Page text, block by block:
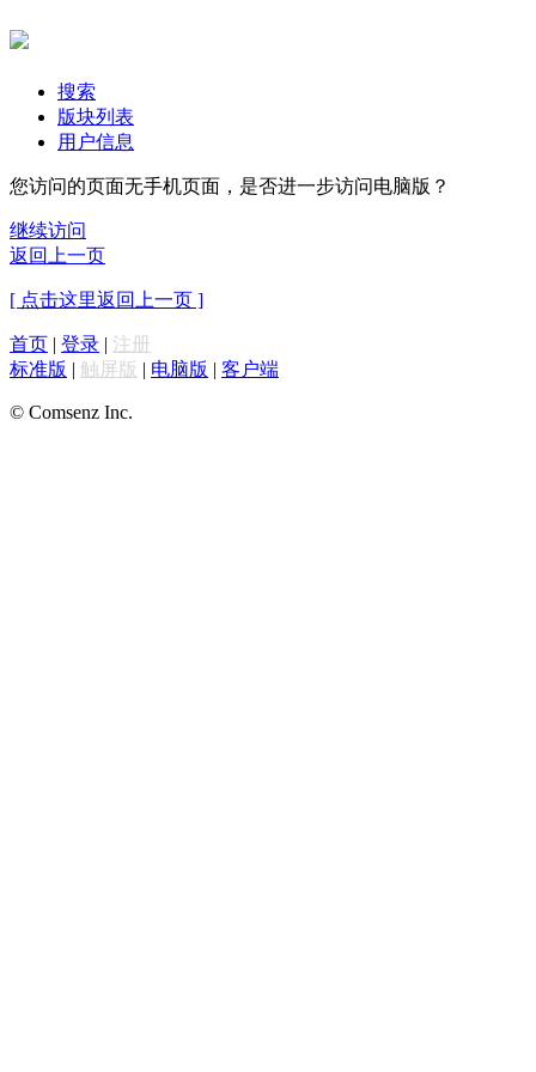
搜索
版块列表
用户信息
您访问的页面无手机页面，是否进一步访问电脑版？
继续访问
返回上一页
[ 点击这里返回上一页 ]
首页 | 登录 | 注册
标准版 | 触屏版 | 电脑版 | 客户端
© Comsenz Inc.